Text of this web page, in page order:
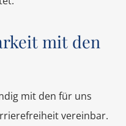
mit den
mit den für uns
vereinbar.